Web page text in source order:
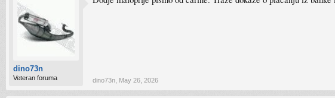
dino73n
Veteran foruma dino73n May 26, 2026